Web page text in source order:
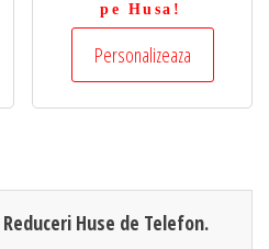
pe Husa!
Personalizeaza
Huse de Telefon.